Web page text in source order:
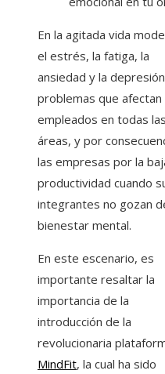
En la agitada vida
el estrés, la fatiga, la
ansiedad y la
problemas que afectan
empleados en todas las
áreas, y por
las empresas por la
productividad cuando
integrantes no gozan
bienestar mental.
En este escenario, es
importante resaltar la
importancia de la
introducción de la
revolucionaria
MindFit, la cual ha sido